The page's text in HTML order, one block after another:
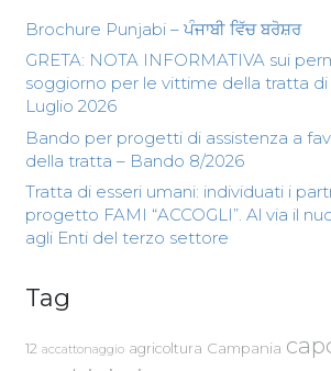
Brochure Punjabi – ਪੰਜਾਬੀ ਵਿੱਚ ਬਰੋਸ਼ਰ
GRETA: NOTA INFORMATIVA sui
soggiorno per le vittime della tratta di
Luglio 2026
Bando per progetti di assistenza a
della tratta – Bando 8/2026
Tratta di esseri umani: individuati i
progetto FAMI “ACCOGLI”. Al via il
agli Enti del terzo settore
Tag
12 accattonaggio agricoltura Campania